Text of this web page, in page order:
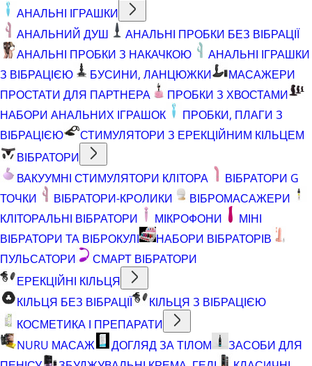
АНАЛЬНІ ІГРАШКИ
АНАЛЬНИЙ ДУШ
АНАЛЬНІ ПРОБКИ БЕЗ ВІБРАЦІЇ
АНАЛЬНІ ПРОБКИ З НАКАЧКОЮ
АНАЛЬНІ ІГРАШКИ
З ВІБРАЦІЄЮ
БУСИНИ, ЛАНЦЮЖКИ
МАСАЖЕРИ
ПРОСТАТИ ДЛЯ ПАРТНЕРА
ПРОБКИ З ХВОСТАМИ
НАБОРИ АНАЛЬНИХ ІГРАШОК
ПРОБКИ, ПЛАГИ З
ВІБРАЦІЄЮ
СТИМУЛЯТОРИ З ЕРЕКЦІЙНИМ КІЛЬЦЕМ
ВІБРАТОРИ
ВАКУУМНІ СТИМУЛЯТОРИ КЛІТОРА
ВІБРАТОРИ G
ТОЧКИ
ВІБРАТОРИ-КРОЛИКИ
ВІБРОМАСАЖЕРИ
КЛІТОРАЛЬНІ ВІБРАТОРИ
МІКРОФОНИ
МІНІ
ВІБРАТОРИ ТА ВІБРОКУЛІ
НАБОРИ ВІБРАТОРІВ
ПУЛЬСАТОРИ
СМАРТ ВІБРАТОРИ
ЕРЕКЦІЙНІ КІЛЬЦЯ
КІЛЬЦЯ БЕЗ ВІБРАЦІЇ
КІЛЬЦЯ З ВІБРАЦІЄЮ
КОСМЕТИКА І ПРЕПАРАТИ
NURU МАСАЖ
ДОГЛЯД ЗА ТІЛОМ
ЗАСОБИ ДЛЯ